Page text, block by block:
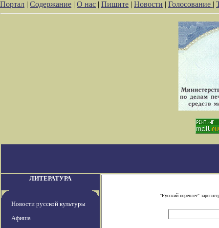
Портал | Содержание | О нас | Пишите | Новости | Голосование |
ЛИТЕРАТУРА
Новости русской культуры
Афиша
"Русский переплет"